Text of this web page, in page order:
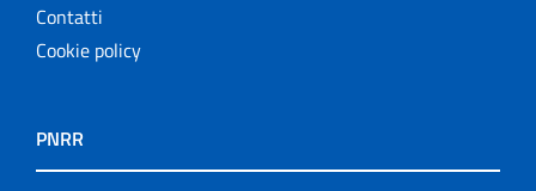
Contatti
Cookie policy
PNRR